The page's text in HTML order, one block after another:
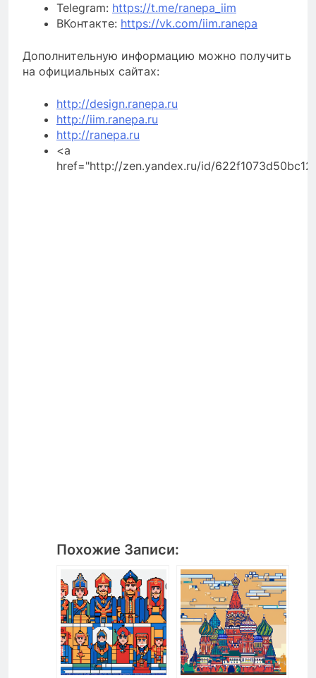
Telegram: https://t.me/ranepa_iim
ВКонтакте: https://vk.com/iim.ranepa
Дополнительную информацию можно получить
на официальных сайтах:
http://design.ranepa.ru
http://iim.ranepa.ru
http://ranepa.ru
<a
href="http://zen.yandex.ru/id/
Похожие Записи: